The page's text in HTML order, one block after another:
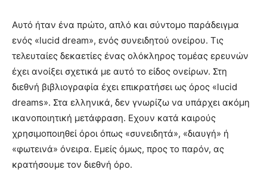
Αυτό ήταν ένα πρώτο, απλό και σύντομο παράδειγμα
ενός «lucid dream», ενός συνειδητού ονείρου. Τις
τελευταίες δεκαετίες ένας ολόκληρος τομέας ερευνών
έχει ανοίξει σχετικά με αυτό το είδος ονείρων. Στη
διεθνή βιβλιογραφία έχει επικρατήσει ως όρος «lucid
dreams». Στα ελληνικά, δεν γνωρίζω να υπάρχει ακόμη
ικανοποιητική μετάφραση. Εχουν κατά καιρούς
χρησιμοποιηθεί όροι όπως «συνειδητά», «διαυγή» ή
«φωτεινά» όνειρα. Εμείς όμως, προς το παρόν, ας
κρατήσουμε τον διεθνή όρο.